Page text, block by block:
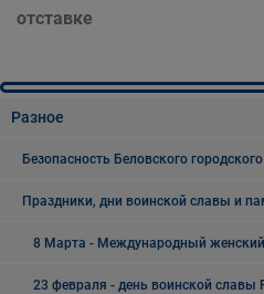
отставке
Разное
Безопасность Беловского
Праздники, дни воинской славы и
8 Марта - Международный
23 февраля - день воинской славы